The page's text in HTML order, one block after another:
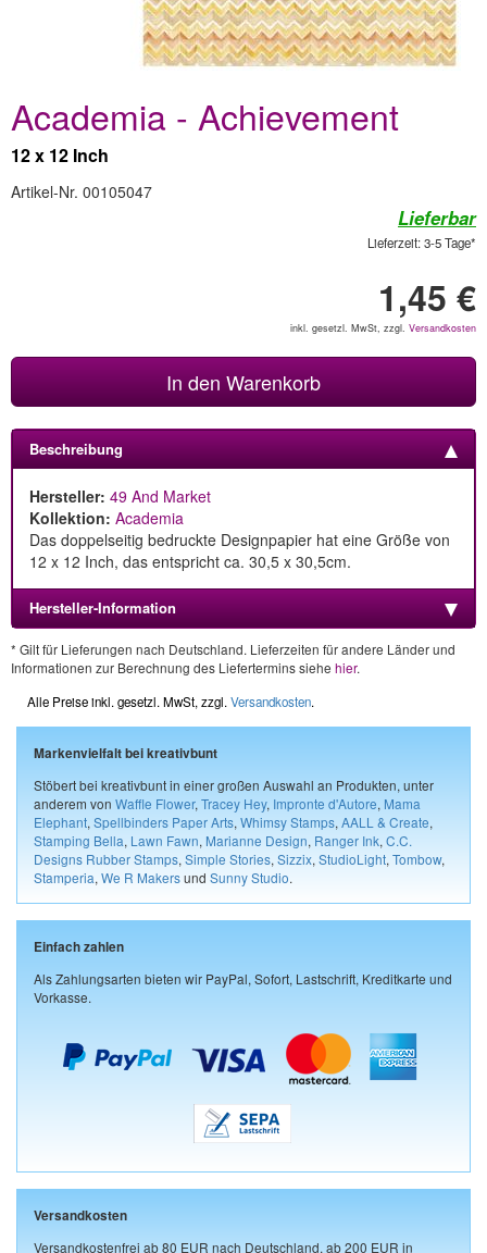
Academia - Achievement
12 x 12 Inch
Artikel-Nr. 00105047
Lieferbar
Lieferzeit: 3-5 Tage*
1,45 €
inkl. gesetzl. MwSt, zzgl. Versandkosten
In den Warenkorb
Beschreibung
Hersteller: 49 And Market
Kollektion: Academia
Das doppelseitig bedruckte Designpapier hat eine Größe von
12 x 12 Inch, das entspricht ca. 30,5 x 30,5cm.
Hersteller-Information
* Gilt für Lieferungen nach Deutschland. Lieferzeiten für andere Länder und
Informationen zur Berechnung des Liefertermins siehe hier.
Alle Preise inkl. gesetzl. MwSt, zzgl. Versandkosten.
Markenvielfalt bei kreativbunt
Stöbert bei kreativbunt in einer großen Auswahl an Produkten, unter
anderem von Waffle Flower, Tracey Hey, Impronte d'Autore, Mama
Elephant, Spellbinders Paper Arts, Whimsy Stamps, AALL & Create,
Stamping Bella, Lawn Fawn, Marianne Design, Ranger Ink, C.C.
Designs Rubber Stamps, Simple Stories, Sizzix, StudioLight, Tombow,
Stamperia, We R Makersund Sunny Studio.
Einfach zahlen
Als Zahlungsarten bieten wir PayPal, Sofort, Lastschrift, Kreditkarte und
Vorkasse.
Versandkosten
Versandkostenfrei ab 80 EUR nach Deutschland, ab 200 EUR in